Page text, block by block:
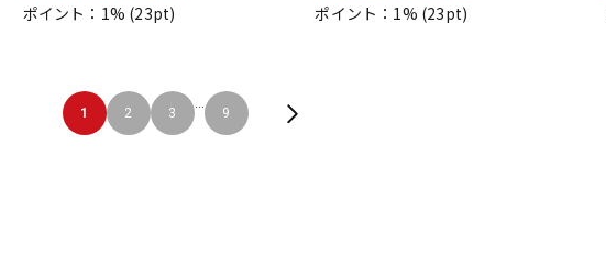
ポイント：1% (23pt) ポイント：1% (23pt)
1 2 3 9